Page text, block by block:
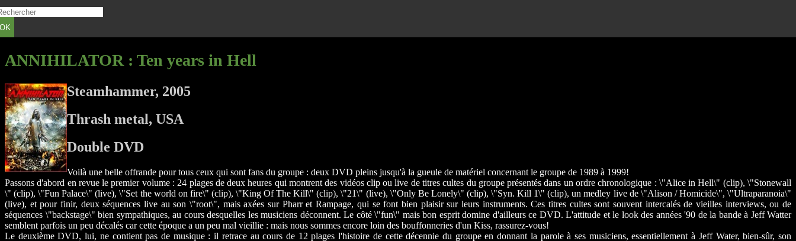
OK
ANNIHILATOR: Ten years in Hell
Steamhammer, 2005
Thrash metal, USA
Double DVD
Voilà une belle offrande pour tous ceux qui sont fans du groupe : deux DVD pleins jusqu'à la gueule de matériel concernant le groupe de 1989 à 1999!
Passons d'abord en revue le premier volume : 24 plages de deux heures qui montrent des vidéos clip ou live de titres cultes du groupe présentés dans un ordre chronologique : \"Alice in Hell\" (clip), \"Stonewall
\" (clip), \"Fun Palace\" (live), \"Set the world on fire\" (clip), \"King Of The Kill\" (clip), \"21\" (live), \"Only Be Lonely\" (clip), \"Syn. Kill 1\" (clip), un medley live de \"Alison / Homicide\", \"Ultraparanoia\"
(live), et pour finir, deux séquences live au son \"root\", mais axées sur Pharr et Rampage, qui se font bien plaisir sur leurs instruments. Ces titres cultes sont souvent intercalés de vieilles interviews, ou de
séquences \"backstage\" bien sympathiques, au cours desquelles les musiciens déconnent. Le côté \"fun\" mais bon esprit domine d'ailleurs ce DVD. L'attitude et le look des années '90 de la bande à Jeff Watter
semblent parfois un peu décalés car cette époque a un peu mal vieillie : mais nous sommes encore loin des bouffonneries d'un Kiss, rassurez-vous!
Le deuxième DVD, lui, ne contient pas de musique : il retrace au cours de 12 plages l'histoire de cette décennie du groupe en donnant la parole à ses musiciens, essentiellement à Jeff Water, bien-sûr, son